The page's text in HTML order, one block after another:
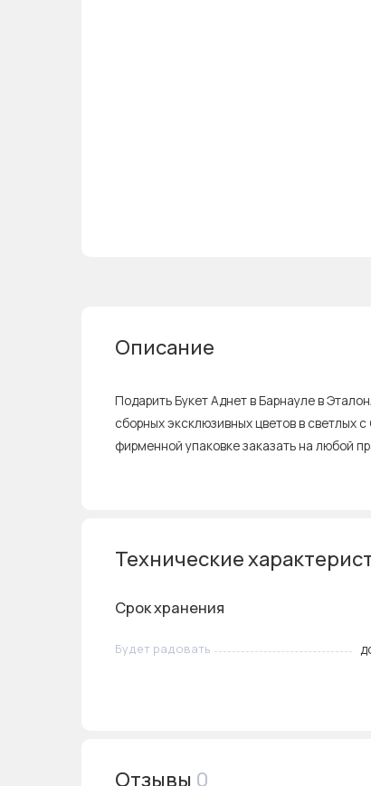
Описание
Подарить Букет Аднет в Барнауле в
сборных эксклюзивных цветов в
фирменной упаковке заказать на любой
Технические
Срок хранения
Будет радовать
Отзывы 0